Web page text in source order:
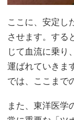
ここに、安定し
させます。する
じて血流に乗り
運ばれていきま
では、ここまで
また、東洋医学